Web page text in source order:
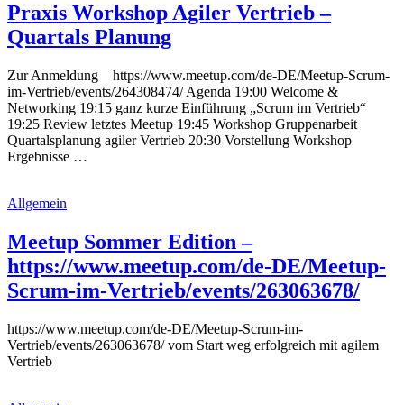
Praxis Workshop Agiler Vertrieb –
Quartals Planung
Zur Anmeldung https://www.meetup.com/de-DE/Meetup-Scrum-
im-Vertrieb/events/264308474/ Agenda 19:00 Welcome &
Networking 19:15 ganz kurze Einführung „Scrum im Vertrieb“
19:25 Review letztes Meetup 19:45 Workshop Gruppenarbeit
Quartalsplanung agiler Vertrieb 20:30 Vorstellung Workshop
Ergebnisse …
Allgemein
Meetup Sommer Edition –
https://www.meetup.com/de-DE/Meetup-
Scrum-im-Vertrieb/events/263063678/
https://www.meetup.com/de-DE/Meetup-Scrum-im-
Vertrieb/events/263063678/ vom Start weg erfolgreich mit agilem
Vertrieb